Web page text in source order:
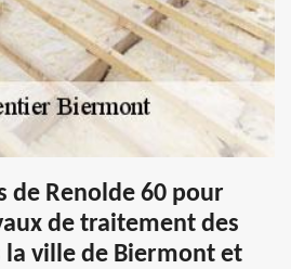
de Renolde 60 pour
de traitement des
la ville de Biermont et